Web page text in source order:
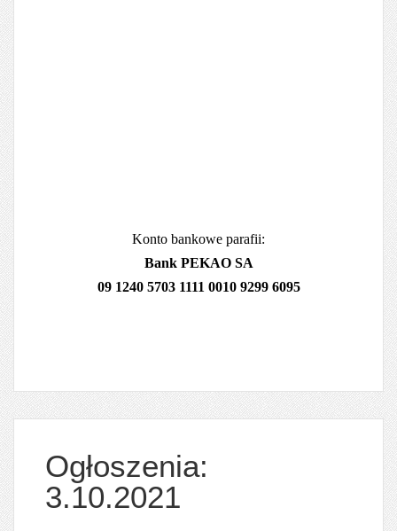
Konto bankowe parafii:
Bank PEKAO SA
09 1240 5703 1111 0010 9299 6095
Ogłoszenia:
3.10.2021